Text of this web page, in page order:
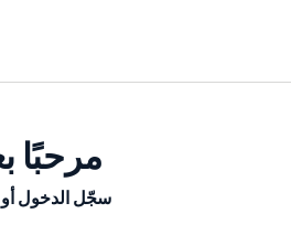
مرحبًا
سجّل الدخول أو